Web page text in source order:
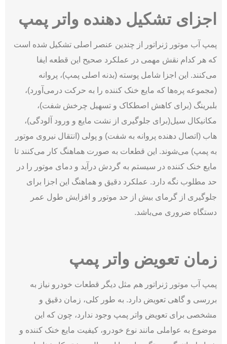
اجزای تشکیل دهنده واتر پمپ
پمپ آب موتور ژنراتور از چندین عنصر اصلی تشکیل شده است
که هر کدام نقش مهمی در عملکرد صحیح این قطعه ایفا
می‌‌کنند. این اجزا شامل پوسته (بدنه اصلی پمپ)، پروانه
(مجموعه پره‌ها که مایع خنک‌ کننده را به حرکت درمی‌آورد)،
بلبرینگ (برای کاهش اصطکاک و تسهیل چرخش شفت)،
مکانیکال سیل(برای جلوگیری از نشت مایع و ورود آلودگی)،
هاب (اتصال ‌دهنده پروانه به شفت) و پولی (انتقال نیروی موتور
به پمپ) می‌‌شوند. این قطعات به‌ صورت هماهنگ کار می‌کنند تا
مایع خنک ‌کننده در سیستم به گردش درآید و دمای موتور را در
حد مطلوب نگه دارد. عملکرد دقیق و هماهنگ این اجزا برای
جلوگیری از گرمای بیش از حد موتور و افزایش طول عمر
دستگاه ضروری می‌‌باشد.
زمان تعویض واتر پمپ
پمپ آب موتور ژنراتور هم مثل دیگر قطعات خودرو نیاز به
بررسی و گاهی تعویض دارد. به طور کلی، زمان دقیق و
مشخصی برای تعویض واتر پمپ وجود ندارد، چون که این
موضوع به عواملی مانند نوع خودرو، کیفیت مایع خنک ‌کننده و